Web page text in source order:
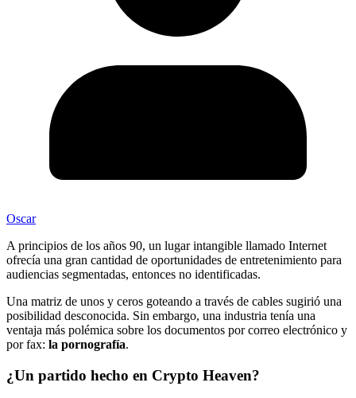
Oscar
A principios de los años 90, un lugar intangible llamado Internet
ofrecía una gran cantidad de oportunidades de entretenimiento para
audiencias segmentadas, entonces no identificadas.
Una matriz de unos y ceros goteando a través de cables sugirió una
posibilidad desconocida. Sin embargo, una industria tenía una
ventaja más polémica sobre los documentos por correo electrónico y
por fax: la pornografía.
¿Un partido hecho en Crypto Heaven?